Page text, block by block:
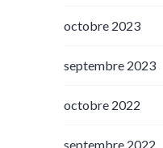
octobre 2023
septembre 2023
octobre 2022
septembre 2022